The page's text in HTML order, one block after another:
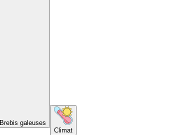
Brebis galeuses
Climat